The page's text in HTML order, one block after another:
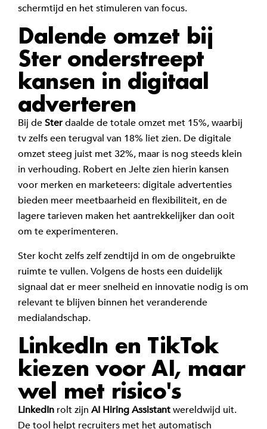
schermtijd en het stimuleren van focus.
Dalende omzet bij
Ster onderstreept
kansen in digitaal
adverteren
Bij deSterdaalde de totale omzet met 15%, waarbij
tv zelfs een terugval van 18% liet zien. De digitale
omzet steeg juist met 32%, maar is nog steeds klein
in verhouding. Robert en Jelte zien hierin kansen
voor merken en marketeers: digitale advertenties
bieden meer meetbaarheid en flexibiliteit, en de
lagere tarieven maken het aantrekkelijker dan ooit
om te experimenteren.
Ster kocht zelfs zelf zendtijd in om de ongebruikte
ruimte te vullen. Volgens de hosts een duidelijk
signaal dat er meer snelheid en innovatie nodig is om
relevant te blijven binnen het veranderende
medialandschap.
LinkedIn en TikTok
kiezen voor AI, maar
wel met risico's
LinkedIn rolt zijn AI Hiring Assistantwereldwijd uit.
De tool helpt recruiters met het automatisch